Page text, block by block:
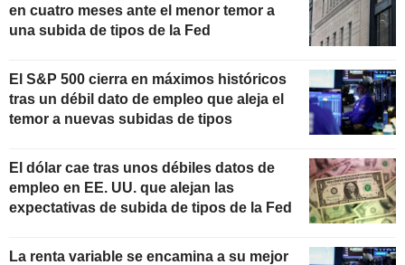
en cuatro meses ante el menor temor a
una subida de tipos de la Fed
El S&P 500 cierra en máximos históricos
tras un débil dato de empleo que aleja el
temor a nuevas subidas de tipos
El dólar cae tras unos débiles datos de
empleo en EE. UU. que alejan las
expectativas de subida de tipos de la Fed
La renta variable se encamina a su mejor